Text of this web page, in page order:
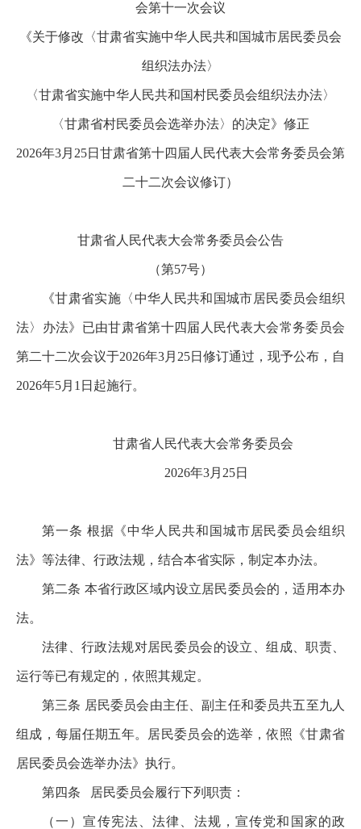
会第十一次会议
《关于修改〈甘肃省实施中华人民共和国城市居民委员会
组织法办法〉
〈甘肃省实施中华人民共和国村民委员会组织法办法〉
〈甘肃省村民委员会选举办法〉的决定》修正
2026年3月25日甘肃省第十四届人民代表大会常务委员会第
二十二次会议修订）
甘肃省人民代表大会常务委员会公告
（第57号）
《甘肃省实施〈中华人民共和国城市居民委员会组织
法〉办法》已由甘肃省第十四届人民代表大会常务委员会
第二十二次会议于2026年3月25日修订通过，现予公布，自
2026年5月1日起施行。
甘肃省人民代表大会常务委员会
2026年3月25日
第一条 根据《中华人民共和国城市居民委员会组织
法》等法律、行政法规，结合本省实际，制定本办法。
第二条 本省行政区域内设立居民委员会的，适用本办
法。
法律、行政法规对居民委员会的设立、组成、职责、
运行等已有规定的，依照其规定。
第三条 居民委员会由主任、副主任和委员共五至九人
组成，每届任期五年。居民委员会的选举，依照《甘肃省
居民委员会选举办法》执行。
第四条 居民委员会履行下列职责：
（一）宣传宪法、法律、法规，宣传党和国家的政